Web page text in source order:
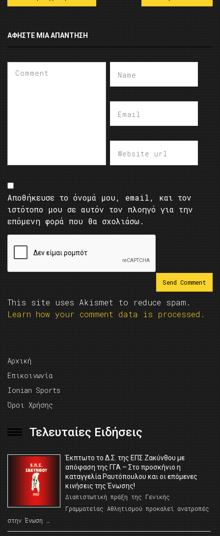
ΑΦΉΣΤΕ ΜΙΑ ΑΠΆΝΤΗΣΗ
Αποθήκευσε το όνομά μου, email, και τον
ιστότοπο μου σε αυτόν τον πλοηγό για την
επόμενη φορά που θα σχολιάσω.
This site uses Akismet to reduce spam.
Learn how your comment data is processed.
Αρχική
Επικοινωνία
Ionian Sports
Όροι Χρήσης
Τελευταίες Ειδήσεις
Έκπτωτο το Δ.Σ. της ΕΠΣ Ζακύνθου με
απόφαση της ΓΓΑ – Στο προσκήνιο η
καταγγελία Ραυτόπουλου και οι επόμενες
κινήσεις της Ένωσης!
Διαπιστωτική πράξη της Γενικής
Γραμματείας Αθλητισμού προκαλεί ανατροπές
στην Ένωση …